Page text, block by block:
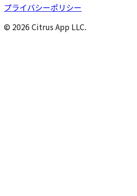
プライバシーポリシー
© 2026 Citrus App LLC.